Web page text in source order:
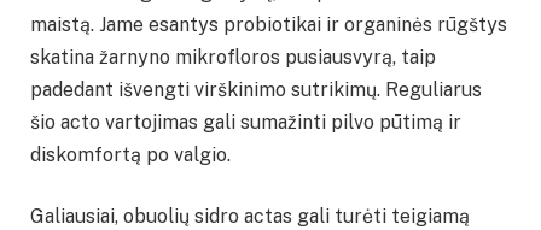
maistą. Jame esantys probiotikai ir organinės rūgštys
skatina žarnyno mikrofloros pusiausvyrą, taip
padedant išvengti virškinimo sutrikimų. Reguliarus
šio acto vartojimas gali sumažinti pilvo pūtimą ir
diskomfortą po valgio.
Galiausiai, obuolių sidro actas gali turėti teigiamą